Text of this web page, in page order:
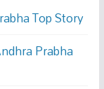
Top Story
Prabha